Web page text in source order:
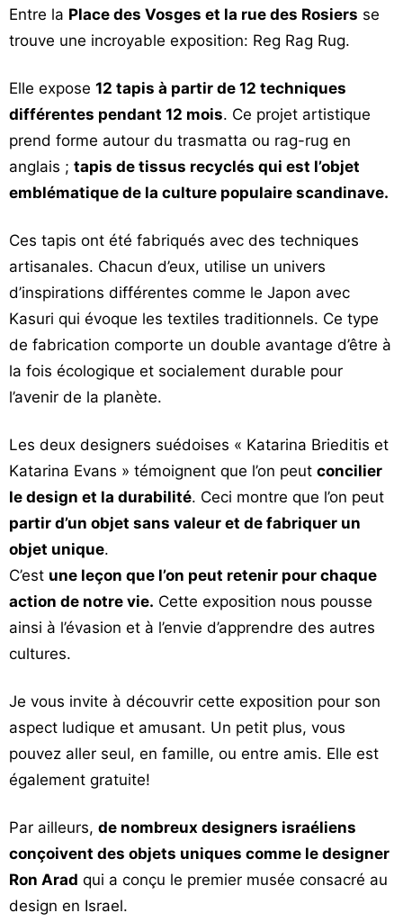
Vos
chroniques
Les
bonnes
adresses
Entre la Place des Vosges et la rue des Rosiers se
trouve une incroyable exposition: Reg Rag Rug.
Elle expose 12 tapis à partir de 12 techniques
différentes pendant 12 mois. Ce projet artistique
prend forme autour du trasmatta ou rag-rug en
anglais ; tapis de tissus recyclés qui est l’objet
emblématique de la culture populaire scandinave.
Ces tapis ont été fabriqués avec des techniques
artisanales. Chacun d’eux, utilise un univers
d’inspirations différentes comme le Japon avec
Kasuri qui évoque les textiles traditionnels. Ce type
de fabrication comporte un double avantage d’être à
la fois écologique et socialement durable pour
l’avenir de la planète.
Les deux designers suédoises « Katarina Brieditis et
Katarina Evans » témoignent que l’on peut concilier
le design et la durabilité. Ceci montre que l’on peut
partir d’un objet sans valeur et de fabriquer un
objet unique.
C’est une leçon que l’on peut retenir pour chaque
action de notre vie. Cette exposition nous pousse
ainsi à l’évasion et à l’envie d’apprendre des autres
cultures.
Je vous invite à découvrir cette exposition pour son
aspect ludique et amusant. Un petit plus, vous
pouvez aller seul, en famille, ou entre amis. Elle est
également gratuite!
Par ailleurs, de nombreux designers israéliens
conçoivent des objets uniques comme le designer
Ron Arad qui a conçu le premier musée consacré au
design en Israel.